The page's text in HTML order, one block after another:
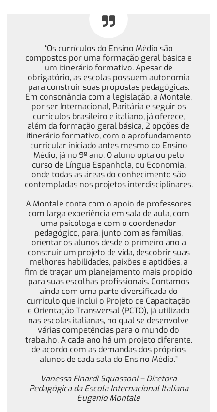
“Os currículos do Ensino Médio são
compostos por uma formação geral básica e
um itinerário formativo. Apesar de
obrigatório, as escolas possuem autonomia
para construir suas propostas pedagógicas.
Em consonância com a legislação, a Montale,
por ser Internacional, Paritária e seguir os
currículos brasileiro e italiano, já oferece,
além da formação geral básica, 2 opções de
itinerário formativo, com o aprofundamento
curricular iniciado antes mesmo do Ensino
Médio, já no 9º ano. O aluno opta ou pelo
curso de Língua Espanhola, ou Economia,
onde todas as áreas do conhecimento são
contempladas nos projetos interdisciplinares.
A Montale conta com o apoio de professores
com larga experiência em sala de aula, com
uma psicóloga e com o coordenador
pedagógico, para, junto com as famílias,
orientar os alunos desde o primeiro ano a
construir um projeto de vida, descobrir suas
melhores habilidades, paixões e aptidões, a
fim de traçar um planejamento mais propício
para suas escolhas profissionais. Contamos
ainda com uma parte diversificada do
currículo que inclui o Projeto de Capacitação
e Orientação Transversal (PCTO), já utilizado
nas escolas italianas, no qual se desenvolve
várias competências para o mundo do
trabalho. A cada ano há um projeto diferente,
de acordo com as demandas dos próprios
alunos de cada sala do Ensino Médio.”
Vanessa Finardi Squassoni – Diretora
Pedagógica da Escola Internacional Italiana
Eugenio Montale